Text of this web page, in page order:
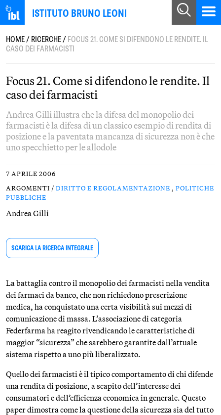
ISTITUTO BRUNO LEONI
HOME/RICERCHE/FOCUS 21. COME SI DIFENDONO LE RENDITE. IL
CASO DEI FARMACISTI
Focus 21. Come si difendono le rendite. Il
caso dei farmacisti
Andrea Gilli illustra che la difesa del monopolio dei
farmacisti è la difesa di un classico esempio di rendita di
posizione e la paventata mancanza di sicurezza non è che
uno specchietto per le allodole
7 APRILE 2006
ARGOMENTI / DIRITTO E REGOLAMENTAZIONE , POLITICHE
PUBBLICHE
Andrea Gilli
SCARICA LA RICERCA INTEGRALE
La battaglia contro il monopolio dei farmacisti nella vendita
dei farmaci da banco, che non richiedono prescrizione
medica, ha conquistato una certa visibilità sui mezzi di
comunicazione di massa. L’associazione di categoria
Federfarma ha reagito rivendicando le caratteristiche di
maggior “sicurezza” che sarebbero garantite dall’attuale
sistema rispetto a uno più liberalizzato.
Quello dei farmacisti è il tipico comportamento di chi difende
una rendita di posizione, a scapito dell’interesse dei
consumatori e dell’efficienza economica in generale. Questo
paper dimostra come la questione della sicurezza sia del tutto